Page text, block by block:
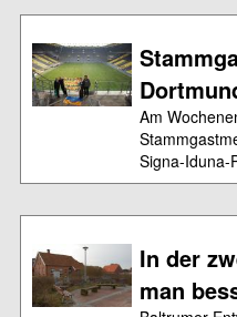
Am
Signa-Iduna-
In der
man